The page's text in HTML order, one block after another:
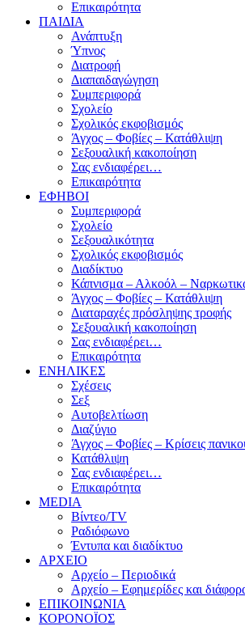
Επικαιρότητα
ΠΑΙΔΙΑ
Ανάπτυξη
Ύπνος
Διατροφή
Διαπαιδαγώγηση
Συμπεριφορά
Σχολείο
Σχολικός εκφοβισμός
Άγχος – Φοβίες – Κατάθλιψη
Σεξουαλική κακοποίηση
Σας ενδιαφέρει…
Επικαιρότητα
ΕΦΗΒΟΙ
Συμπεριφορά
Σχολείο
Σεξουαλικότητα
Σχολικός εκφοβισμός
Διαδίκτυο
Κάπνισμα – Αλκοόλ –
Άγχος – Φοβίες – Κατάθλιψη
Διαταραχές πρόσληψης τροφής
Σεξουαλική κακοποίηση
Σας ενδιαφέρει…
Επικαιρότητα
ΕΝΗΛΙΚΕΣ
Σχέσεις
Σεξ
Αυτοβελτίωση
Διαζύγιο
Άγχος – Φοβίες – Κρίσεις
Κατάθλιψη
Σας ενδιαφέρει…
Επικαιρότητα
MEDIA
Βίντεο/TV
Ραδιόφωνο
Έντυπα και διαδίκτυο
ΑΡΧΕΙΟ
Αρχείο – Περιοδικά
Αρχείο – Εφημερίδες και
ΕΠΙΚΟΙΝΩΝΙΑ
ΚΟΡΟΝΟΪΟΣ